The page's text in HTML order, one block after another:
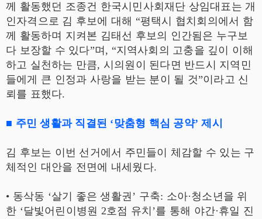
께 활동했던 조종건 한국시민사회재단 상임대표는 개
인자격으로 김 후보에 대해 “평택시 협치회의에서 함
께 활동하며 지켜본 김태선 후보의 인간됨은 누구보
다 보장할 수 있다”며, “지역사회의 고충을 깊이 이해
하고 실천하는 만큼, 시의원이 된다면 반드시 지역민
들에게 큰 인정과 사랑을 받는 분이 될 것”이라고 신
뢰를 표했다.
■ 주민 생활과 직결된 ‘맞춤형 핵심 공약’ 제시
김 후보는 이번 선거에서 주민들이 체감할 수 있는 구
체적인 대안을 전면에 내세웠다.
• 동삭동 ‘살기 좋은 생활권’ 구축: 소아·청소년을 위
한 ‘달빛어린이병원 2호점 유치’를 통해 야간·휴일 진